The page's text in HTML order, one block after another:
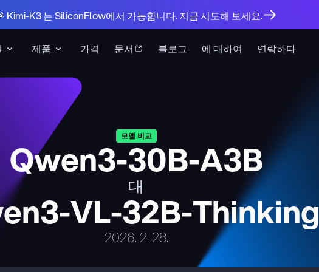
제품 가격 문서 블로그 에 대하여 연락하다
Kimi-K3 는 SiliconFlow에서 가능합니다. 지금 시도해 보세요.
모델 비교
Qwen3-30B-A3B
대
VL-32B-Thinking
2026. 2. 28.